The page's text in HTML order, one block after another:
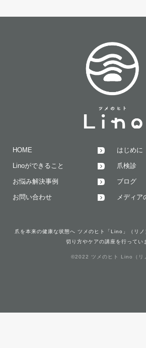
HOME はじめに
Linoができること 爪検診
お悩み解決事例 ブログ
お問い合わせ メディア
爪を本来の健康な状態へ ツメのヒト「Lino」（リ
切り方やケアの講座を行ってい
©2022 ツメのヒト Lino（リ